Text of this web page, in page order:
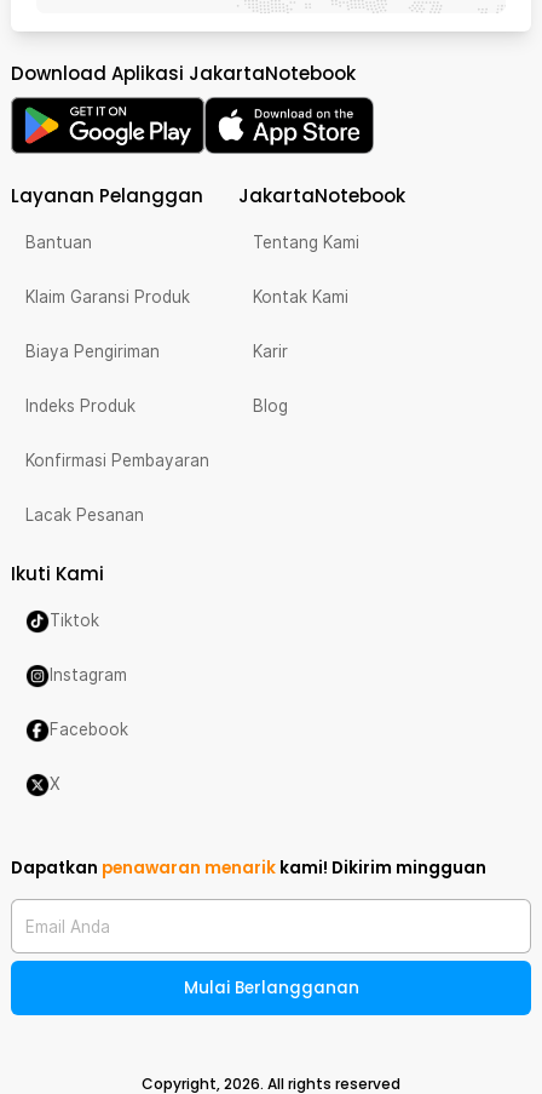
Download Aplikasi JakartaNotebook
Layanan Pelanggan
Bantuan
Klaim Garansi Produk
Biaya Pengiriman
Indeks Produk
Konfirmasi Pembayaran
Lacak Pesanan
JakartaNotebook
Tentang Kami
Kontak Kami
Karir
Blog
Ikuti Kami
Tiktok
Instagram
Facebook
X
Dapatkan penawaran menarik kami! Dikirim mingguan
Email Anda
Mulai Berlangganan
Copyright,2026. All rights reserved